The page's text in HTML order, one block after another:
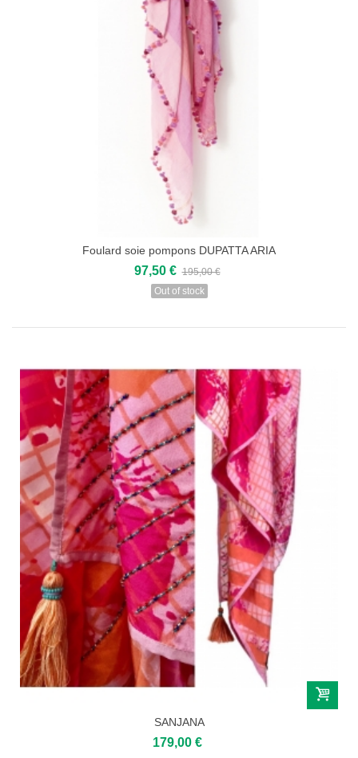
Foulard soie pompons DUPATTA ARIA
97,50 € 195,00 €
Out of stock
SANJANA
179,00 €